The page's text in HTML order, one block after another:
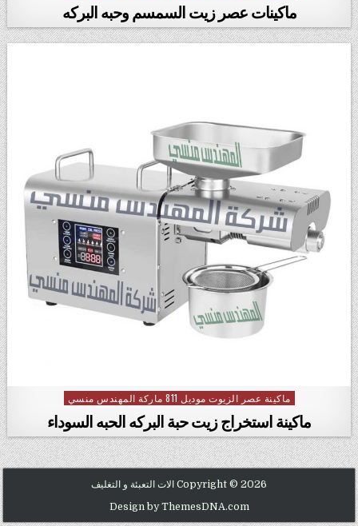
ماكينات عصر زيت السمسم وحبه البركه
Posted in
ماكينة عصر الزيوت موديل 811 ماركة المهندس منسي
ماكينة استخراج زيت حبة البركه الحبه السوداء
Copyright © 2026 الات التعبئة و التغليف
Design by ThemesDNA.com